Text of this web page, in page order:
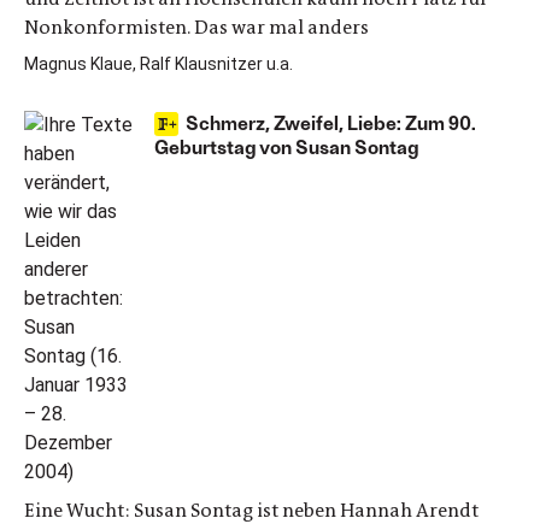
Nonkonformisten. Das war mal anders
Magnus Klaue, Ralf Klausnitzer u.a.
Schmerz, Zweifel, Liebe: Zum 90.
Geburtstag von Susan Sontag
Eine Wucht: Susan Sontag ist neben Hannah Arendt